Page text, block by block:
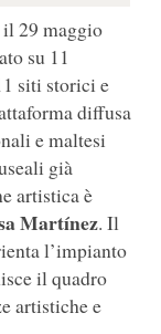
29 maggio
su 11
siti storici e
diffusa
e maltesi
già
artistica è
Martínez. Il
l’impianto
il quadro
artistiche e